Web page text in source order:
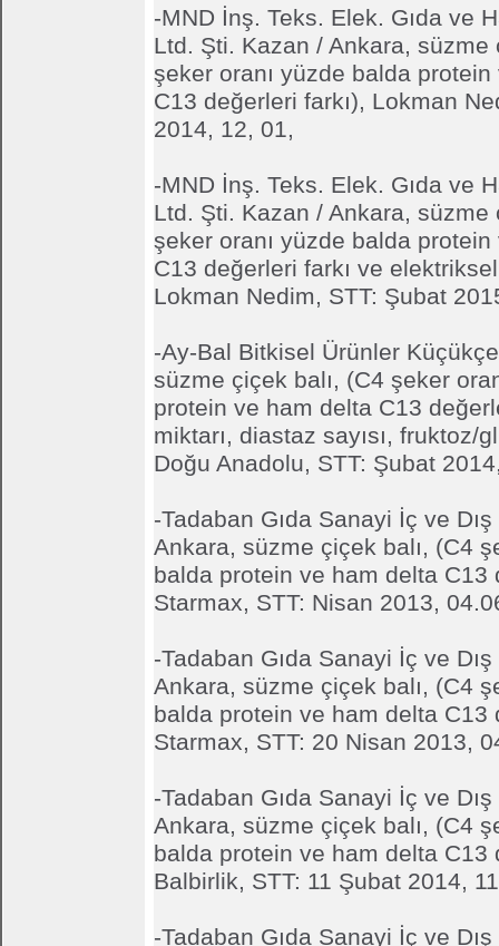
-MND İnş. Teks. Elek. Gıda ve
Ltd. Şti. Kazan / Ankara, süzme
şeker oranı yüzde balda
C13 değerleri farkı), Lokman
2014, 12, 01,
-MND İnş. Teks. Elek. Gıda ve
Ltd. Şti. Kazan / Ankara, süzme
şeker oranı yüzde balda
C13 değerleri farkı ve
Lokman Nedim, STT: Şubat
-Ay-Bal Bitkisel Ürünler
süzme çiçek balı, (C4 şeker
protein ve ham delta C13
miktarı, diastaz sayısı, fruktoz/
Doğu Anadolu, STT: Şubat
-Tadaban Gıda Sanayi İç ve
Ankara, süzme çiçek balı, (C4
balda protein ve ham delta C13
Starmax, STT: Nisan 2013,
-Tadaban Gıda Sanayi İç ve
Ankara, süzme çiçek balı, (C4
balda protein ve ham delta C13
Starmax, STT: 20 Nisan 2013,
-Tadaban Gıda Sanayi İç ve
Ankara, süzme çiçek balı, (C4
balda protein ve ham delta C13
Balbirlik, STT: 11 Şubat 2014,
-Tadaban Gıda Sanayi İç ve